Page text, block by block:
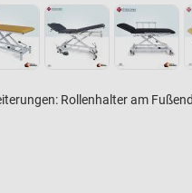
Rollenhalter am